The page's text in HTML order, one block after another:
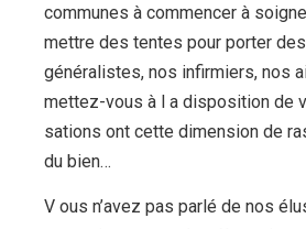
communes à commencer à
mettre des tentes pour porter
généralistes, nos infirmiers, nos
mettez-vous à l a disposition de
sations ont cette dimension de
du bien…
V ous n’avez pas parlé de nos